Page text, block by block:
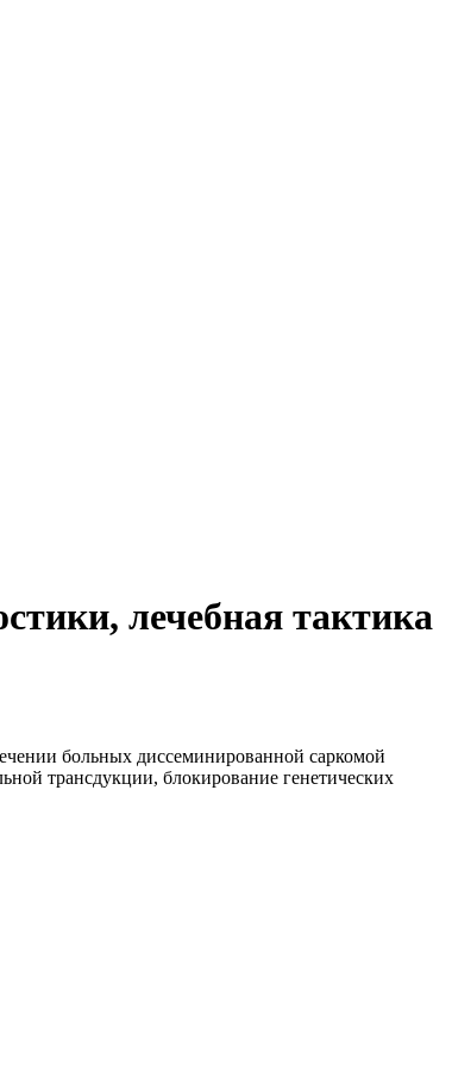
лечебная тактика
больных диссеминированной саркомой
трансдукции, блокирование генетических